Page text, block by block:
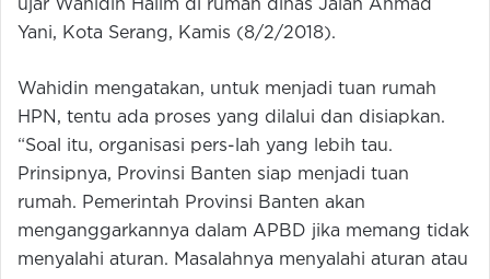
ujar Wahidin Halim di rumah dinas Jalan Ahmad
Yani, Kota Serang, Kamis (8/2/2018).
Wahidin mengatakan, untuk menjadi tuan rumah
HPN, tentu ada proses yang dilalui dan disiapkan.
“Soal itu, organisasi pers-lah yang lebih tau.
Prinsipnya, Provinsi Banten siap menjadi tuan
rumah. Pemerintah Provinsi Banten akan
menganggarkannya dalam APBD jika memang tidak
menyalahi aturan. Masalahnya menyalahi aturan atau